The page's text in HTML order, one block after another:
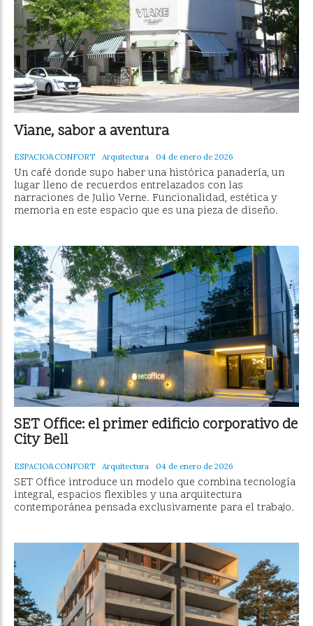
Viane, sabor a aventura
ESPACIO&CONFORT Arquitectura 04 de enero de 2026
Un café donde supo haber una histórica panadería, un
lugar lleno de recuerdos entrelazados con las
narraciones de Julio Verne. Funcionalidad, estética y
memoria en este espacio que es una pieza de diseño.
SET Office: el primer edificio corporativo de
City Bell
ESPACIO&CONFORT Arquitectura 04 de enero de 2026
SET Office introduce un modelo que combina tecnología
integral, espacios flexibles y una arquitectura
contemporánea pensada exclusivamente para el trabajo.